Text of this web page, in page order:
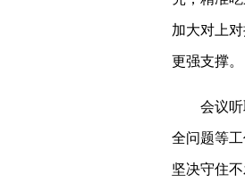
加大对上
更强支撑。
会议
全问题等
坚决守住